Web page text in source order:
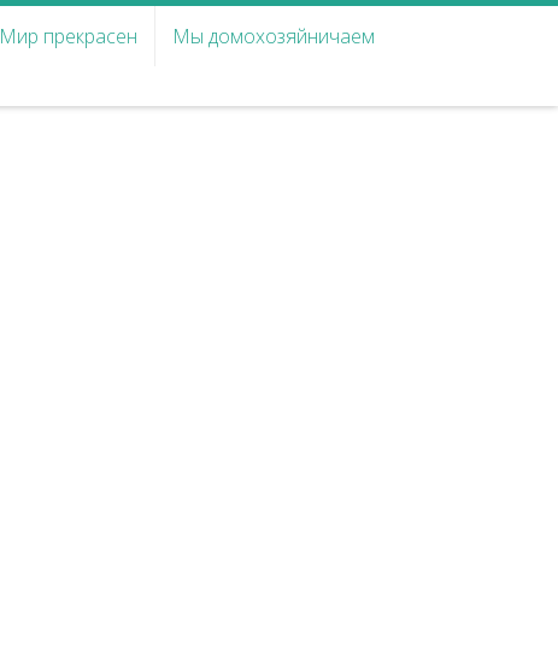
Мир прекрасен Мы домохозяйничаем